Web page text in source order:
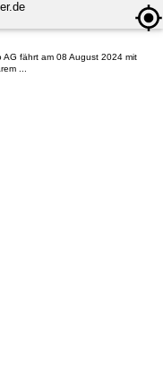
fährt am 08 August 2024 mit
...